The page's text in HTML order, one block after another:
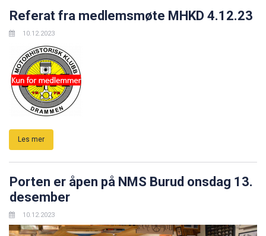
Referat fra medlemsmøte MHKD 4.12.23
10.12.2023
Les mer
Porten er åpen på NMS Burud onsdag 13.
desember
10.12.2023